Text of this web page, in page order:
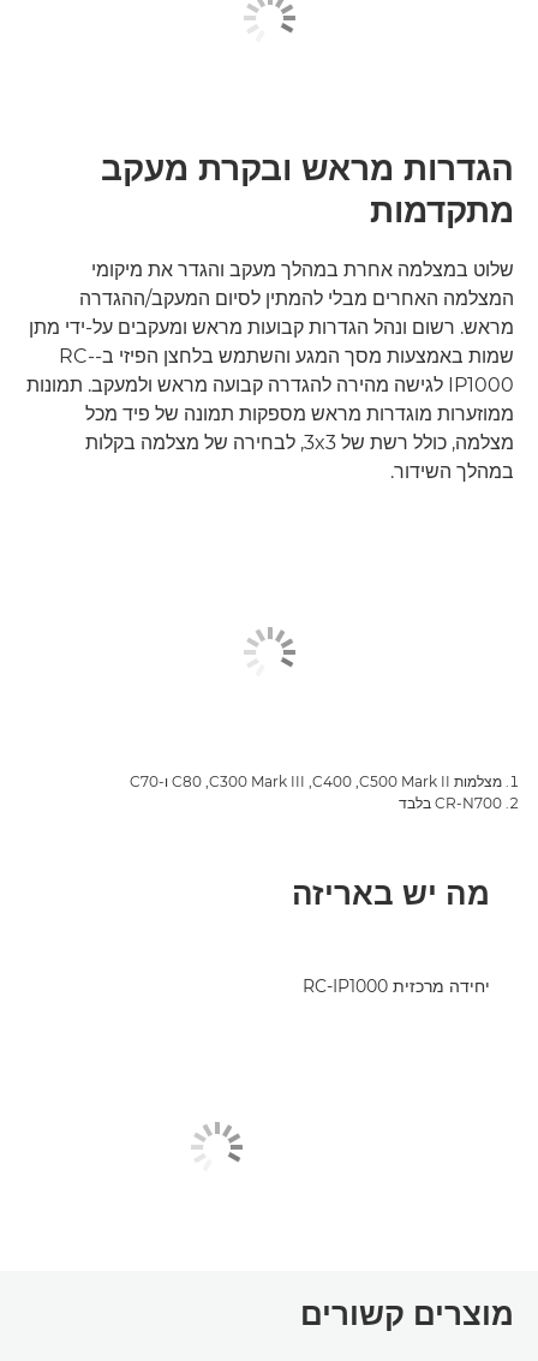
הגדרות מראש ובקרת מעקב
מתקדמות
שלוט במצלמה אחרת במהלך מעקב והגדר את מיקומי
המצלמה האחרים מבלי להמתין לסיום המעקב/ההגדרה
מראש. רשום ונהל הגדרות קבועות מראש ומעקבים על-ידי מתן
שמות באמצעות מסך המגע והשתמש בלחצן הפיזי ב-RC-
IP1000 לגישה מהירה להגדרה קבועה מראש ולמעקב. תמונות
ממוזערות מוגדרות מראש מספקות תמונה של פיד מכל
מצלמה, כולל רשת של 3x3, לבחירה של מצלמה בקלות
במהלך השידור.
מצלמות C500 Mark II,‏ C400,‏ C300 Mark III,‏ C80 ו-C70
CR-N700 בלבד
מה יש באריזה
יחידה מרכזית RC-IP1000
מוצרים קשורים